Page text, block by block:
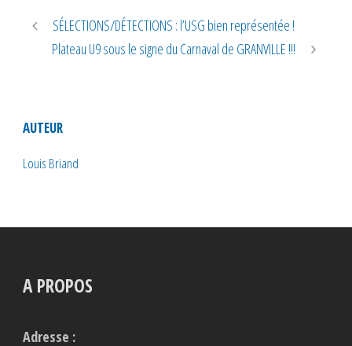
SÉLECTIONS/DÉTECTIONS : l’USG bien représentée !
Plateau U9 sous le signe du Carnaval de GRANVILLE !!!
AUTEUR
Louis Briand
A PROPOS
Adresse :